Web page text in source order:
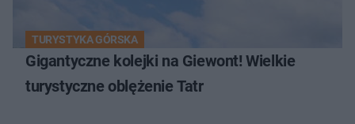
TURYSTYKA GÓRSKA
Gigantyczne kolejki na Giewont! Wielkie
turystyczne oblężenie Tatr